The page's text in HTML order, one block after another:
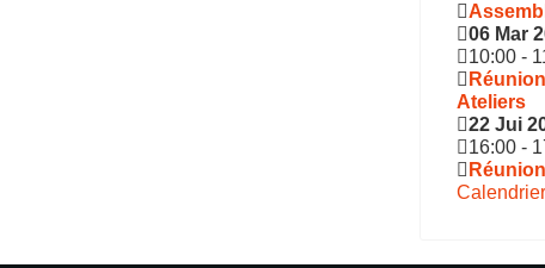
06 Mar
10:00 -
Ateliers
22 Jui
16:00 -